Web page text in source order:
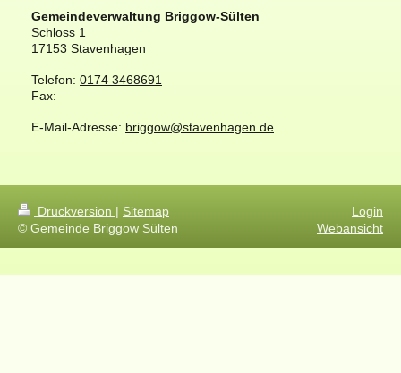
Gemeindeverwaltung Briggow-Sülten
Schloss 1
17153 Stavenhagen
Telefon: 0174 3468691
Fax:
E-Mail-Adresse: briggow@stavenhagen.de
Druckversion | Sitemap
© Gemeinde Briggow Sülten
Login
Webansicht